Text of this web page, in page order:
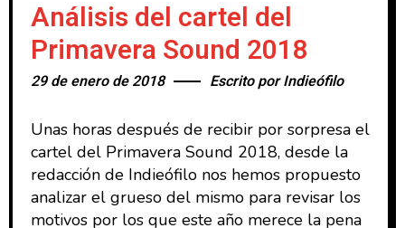
Análisis del cartel del
Primavera Sound 2018
29 de enero de 2018 Escrito porIndieófilo
Unas horas después de recibir por sorpresa el
cartel del Primavera Sound 2018, desde la
redacción de Indieófilo nos hemos propuesto
analizar el grueso del mismo para revisar los
motivos por los que este año merece la pena